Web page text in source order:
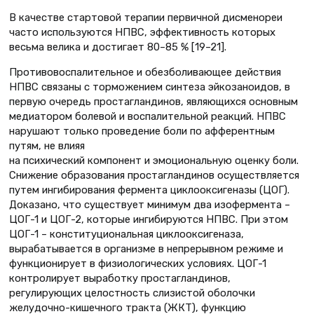
В качестве стартовой терапии первичной дисменореи
часто используются НПВС, эффективность которых
весьма велика и достигает 80–85 % [19–21].
Противовоспалительное и обезболивающее действия
НПВС связаны с торможением синтеза эйкозаноидов, в
первую очередь простагландинов, являющихся основным
медиатором болевой и воспалительной реакций. НПВС
нарушают только проведение боли по афферентным
путям, не влияя
на психический компонент и эмоциональную оценку боли.
Снижение образования простагландинов осуществляется
путем ингибирования фермента циклооксигеназы (ЦОГ).
Доказано, что существует минимум два изофермента –
ЦОГ-1 и ЦОГ-2, которые ингибируются НПВС. При этом
ЦОГ-1 – конституциональная циклооксигеназа,
вырабатывается в организме в непрерывном режиме и
функционирует в физиологических условиях. ЦОГ-1
контролирует выработку простагландинов,
регулирующих целостность слизистой оболочки
желудочно-кишечного тракта (ЖКТ), функцию